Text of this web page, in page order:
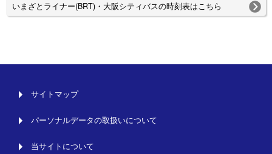
いまざとライナー(BRT)・大阪シティバスの時刻表はこちら
サイトマップ
パーソナルデータの取扱いについて
当サイトについて